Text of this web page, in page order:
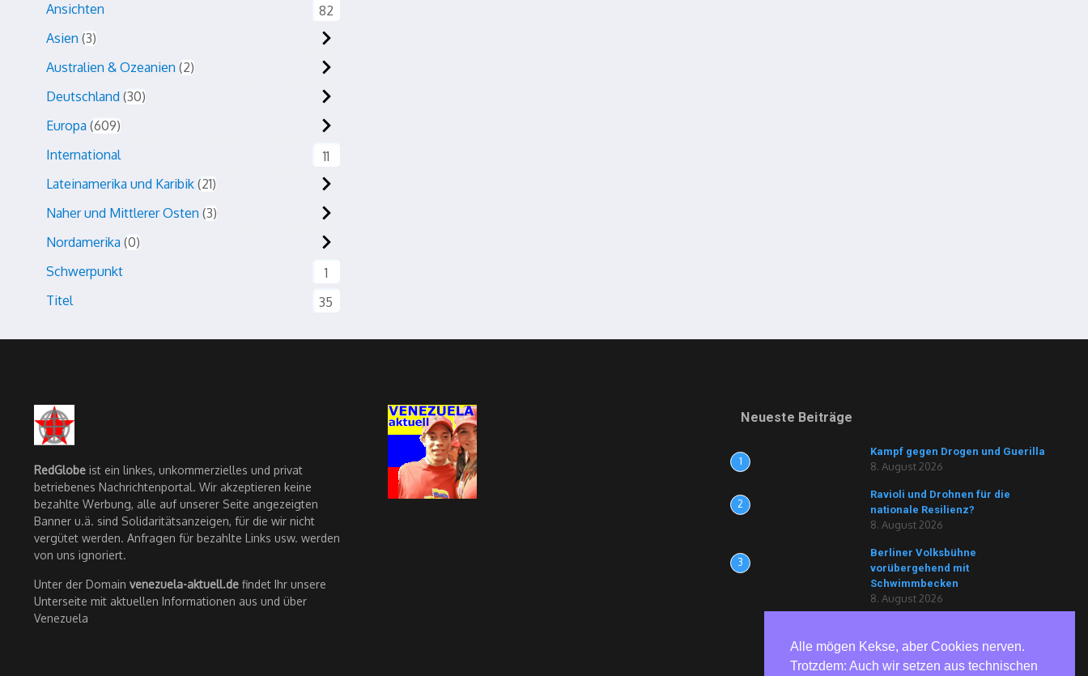
Ansichten
82
Asien 3
Australien & Ozeanien 2
Deutschland 30
Europa 609
International
11
Lateinamerika und Karibik 21
Naher und Mittlerer Osten 3
Nordamerika 0
Schwerpunkt
1
Titel
35
RedGlobe ist ein linkes, unkommerzielles und privat
betriebenes Nachrichtenportal. Wir akzeptieren keine
bezahlte Werbung, alle auf unserer Seite angezeigten
Banner u.ä. sind Solidaritätsanzeigen, für die wir nicht
vergütet werden. Anfragen für bezahlte Links usw. werden
von uns ignoriert.
Unter der Domain venezuela-aktuell.de findet Ihr unsere
Unterseite mit aktuellen Informationen aus und über
Venezuela
Neueste Beiträge
1
Kampf gegen Drogen und Guerilla
8. August 2026
2
Ravioli und Drohnen für die
nationale Resilienz?
8. August 2026
3
Berliner Volksbühne
vorübergehend mit
Schwimmbecken
8. August 2026
Alle mögen Kekse, aber Cookies nerven.
Trotzdem: Auch wir setzen aus technischen